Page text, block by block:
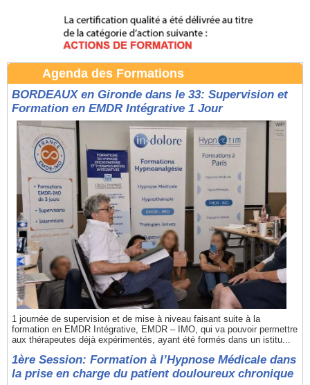
Agenda des Formations
BORDEAUX en Gironde dans le 33: Supervision et
Formation en EMDR Intégrative 1 Jour
1 journée de supervision et de mise à niveau faisant suite à la
formation en EMDR Intégrative, EMDR – IMO, qui va pouvoir permettre
aux thérapeutes déjà expérimentés, ayant été formés dans un istitu...
1ère Session: Formation à l’Hypnose Médicale dans
la prise en charge du patient douloureux chronique